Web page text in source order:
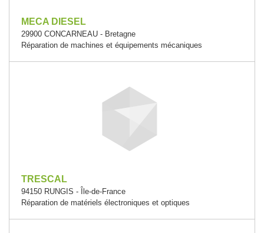
MECA DIESEL
29900 CONCARNEAU - Bretagne
Réparation de machines et équipements mécaniques
TRESCAL
94150 RUNGIS - Île-de-France
Réparation de matériels électroniques et optiques